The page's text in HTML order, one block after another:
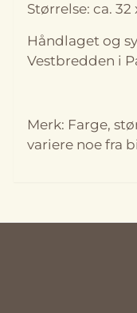
Størrelse: ca. 32
Håndlaget og
Vestbredden i
Merk: Farge,
variere noe fra